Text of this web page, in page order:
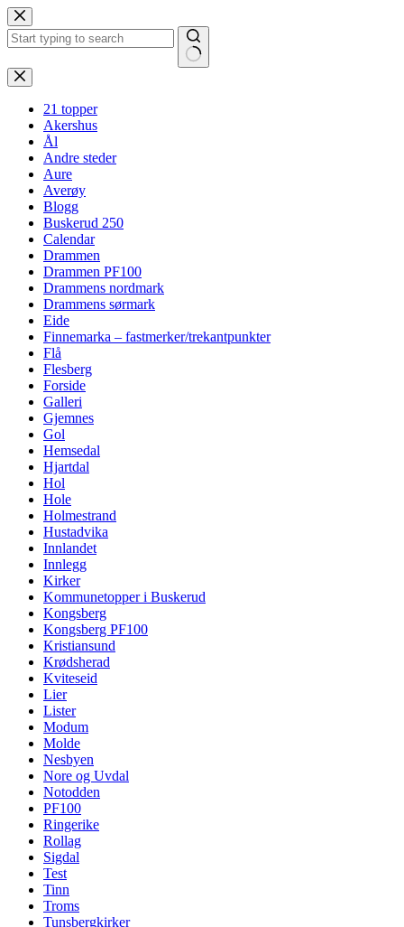
Hopp
til
innholdet
Ingen
resultater
21 topper
Akershus
Ål
Andre steder
Aure
Averøy
Blogg
Buskerud 250
Calendar
Drammen
Drammen PF100
Drammens nordmark
Drammens sørmark
Eide
Finnemarka – fastmerker/trekantpunkter
Flå
Flesberg
Forside
Galleri
Gjemnes
Gol
Hemsedal
Hjartdal
Hol
Hole
Holmestrand
Hustadvika
Innlandet
Innlegg
Kirker
Kommunetopper i Buskerud
Kongsberg
Kongsberg PF100
Kristiansund
Krødsherad
Kviteseid
Lier
Lister
Modum
Molde
Nesbyen
Nore og Uvdal
Notodden
PF100
Ringerike
Rollag
Sigdal
Test
Tinn
Troms
Tunsbergkirker